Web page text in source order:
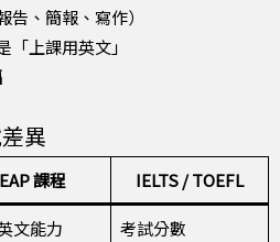
、簡報、寫作）
上課用英文」
異
EAP 課程 IELTS / TOEFL
文能力
考試分數